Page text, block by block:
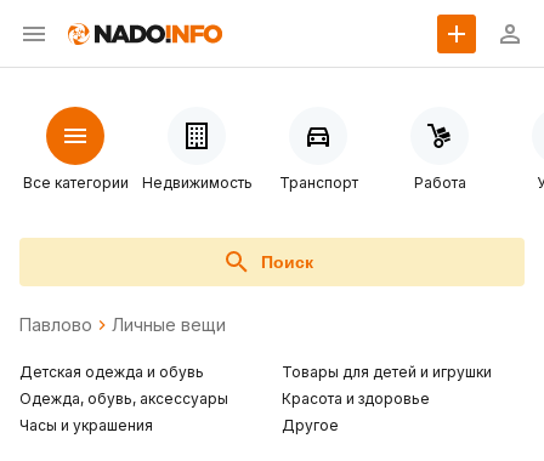
Все категории Недвижимость Транспорт Работа
Поиск
Павлово Личные вещи
Детская одежда и обувь
Одежда, обувь, аксессуары
Часы и украшения
Товары для детей и игрушки
Красота и здоровье
Другое